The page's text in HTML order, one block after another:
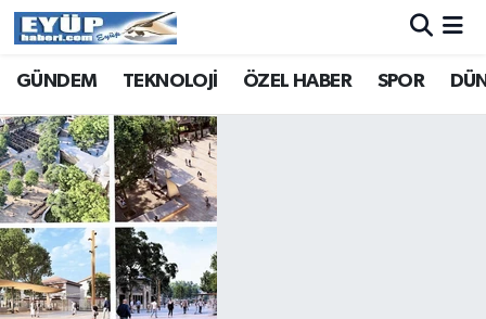
GÜNDEM TEKNOLOJİ ÖZEL HABER SPOR